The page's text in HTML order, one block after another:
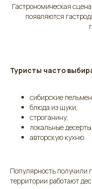
Гастрономическая
появляются
Туристы часто
сибирские
блюда из щуки;
строганину;
локальные десерты;
авторскую кухню.
Популярность получили
территории работают